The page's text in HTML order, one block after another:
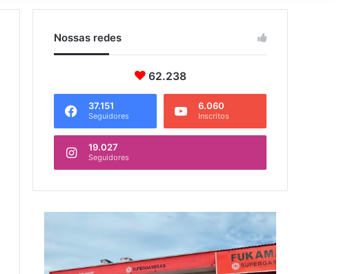
Nossas redes
62.238
37.151
Seguidores
6.060
Inscritos
19.027
Seguidores